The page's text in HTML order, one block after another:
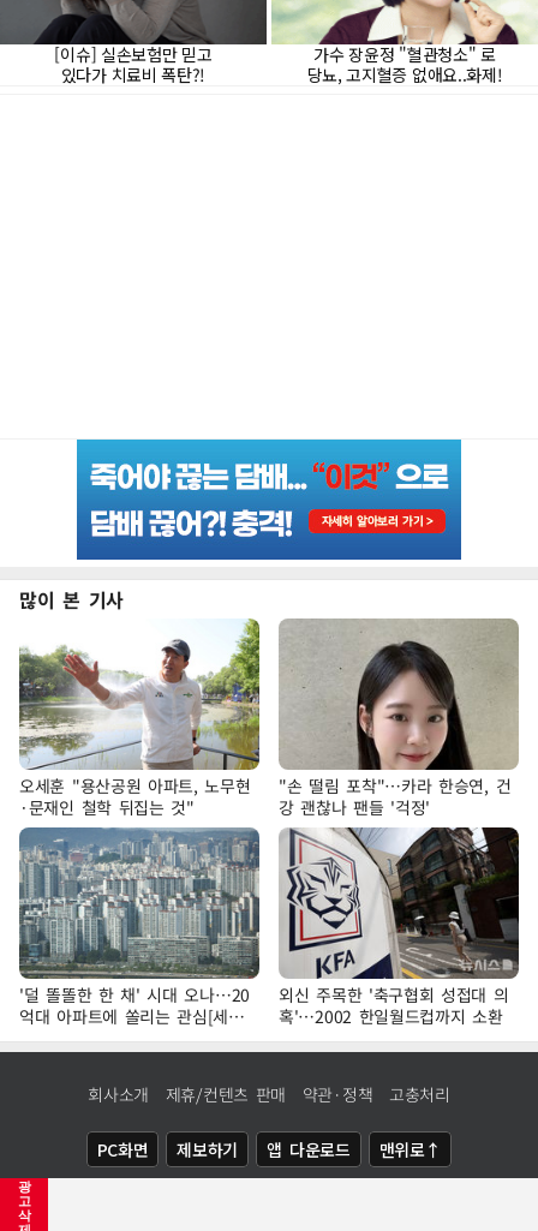
광
고
삭
많이 본 기사
오세훈 "용산공원 아파트, 노무현
·문재인 철학 뒤집는 것"
"손 떨림 포착"…카라 한승연, 건
강 괜찮나 팬들 '걱정'
'덜 똘똘한 한 채' 시대 오나…20
억대 아파트에 쏠리는 관심[세제
개편, 그 이후②]
외신 주목한 '축구협회 성접대 의
혹'…2002 한일월드컵까지 소환
회사소개 제휴/컨텐츠 판매 약관·정책 고충처리
PC화면 제보하기 앱 다운로드 맨위로↑